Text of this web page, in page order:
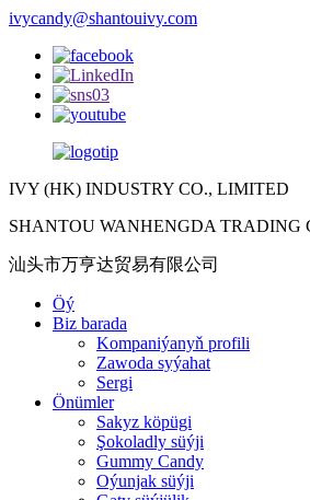
ivycandy@shantouivy.com
IVY (HK) INDUSTRY CO., LIMITED
SHANTOU WANHENGDA TRADING
汕头市万亨达贸易有限公司
Öý
Biz barada
Kompaniýanyň profili
Zawoda syýahat
Sergi
Önümler
Sakyz köpügi
Şokoladly süýji
Gummy Candy
Oýunjak süýji